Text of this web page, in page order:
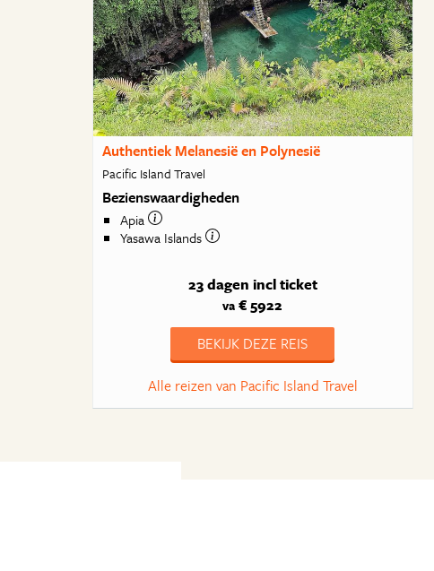
Authentiek Melanesië en Polynesië
Pacific Island Travel
Bezienswaardigheden
Apia
Yasawa Islands
23 dagen incl ticket
va € 5922
BEKIJK DEZE REIS
Alle reizen van Pacific Island Travel